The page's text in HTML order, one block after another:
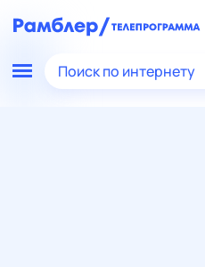
Поиск по интернету